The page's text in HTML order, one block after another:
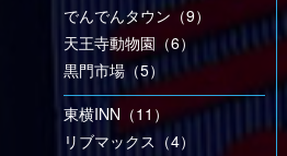
でんでんタウン（9）
天王寺動物園（6）
黒門市場（5）
東横INN（11）
リブマックス（4）